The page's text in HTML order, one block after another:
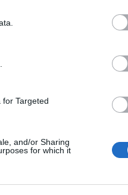
Targeted
and/or Sharing
for which it